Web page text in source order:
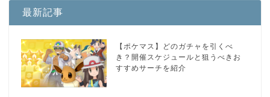
最新記事
【ポケマス】どのガチャを引くべ
き？開催スケジュールと狙うべきお
すすめサーチを紹介